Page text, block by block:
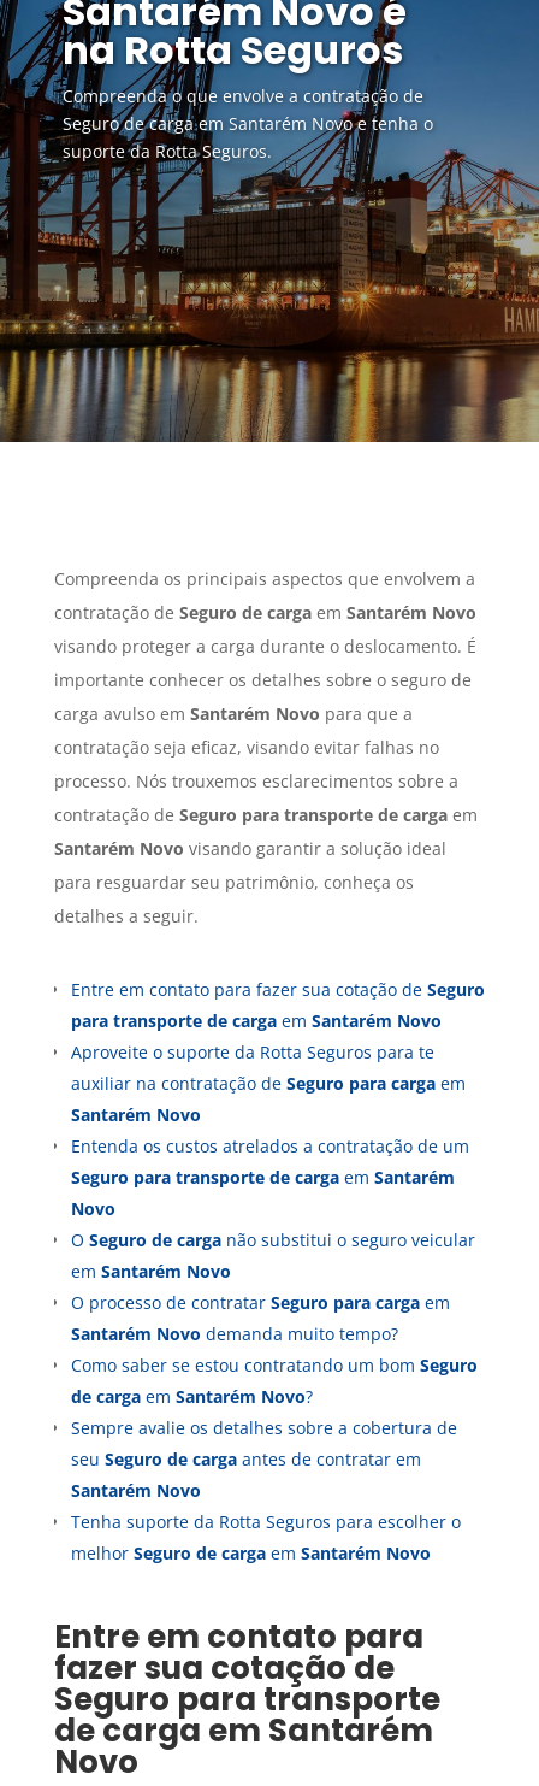
Santarém Novo é
na Rotta Seguros
Compreenda o que envolve a contratação de
Seguro de carga em Santarém Novo e tenha o
suporte da Rotta Seguros.
Compreenda os principais aspectos que envolvem a
contratação de Seguro de cargaem Santarém Novo
visando proteger a carga durante o deslocamento. É
importante conhecer os detalhes sobre o seguro de
carga avulso em Santarém Novo para que a
contratação seja eficaz, visando evitar falhas no
processo. Nós trouxemos esclarecimentos sobre a
contratação de Seguro para transporte de cargaem
Santarém Novo visando garantir a solução ideal
para resguardar seu patrimônio, conheça os
detalhes a seguir.
Entre em contato para fazer sua cotação de Seguro
para transporte de cargaem Santarém Novo
Aproveite o suporte da Rotta Seguros para te
auxiliar na contratação de Seguro para cargaem
Santarém Novo
Entenda os custos atrelados a contratação de um
Seguro para transporte de cargaem Santarém
Novo
O Seguro de carganão substitui o seguro veicular
em Santarém Novo
O processo de contratar Seguro para cargaem
Santarém Novo demanda muito tempo?
Como saber se estou contratando um bom Seguro
de cargaem Santarém Novo?
Sempre avalie os detalhes sobre a cobertura de
seu Seguro de cargaantes de contratar em
Santarém Novo
Tenha suporte da Rotta Seguros para escolher o
melhor Seguro de cargaem Santarém Novo
Entre em contato para
fazer sua cotação de
Seguro para transporte
de carga em Santarém
Novo